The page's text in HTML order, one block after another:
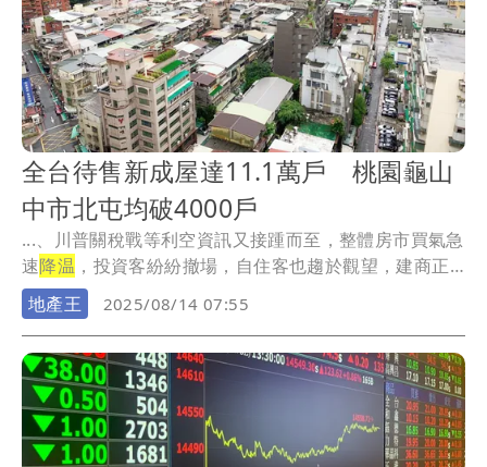
全台待售新成屋達11.1萬戶 桃園龜山
中市北屯均破4000戶
...、川普關稅戰等利空資訊又接踵而至，整體房市買氣急
速降温 ，投資客紛紛撤場，自住客也趨於觀望，建商正
面臨...
地產王 2025/08/14 07:55